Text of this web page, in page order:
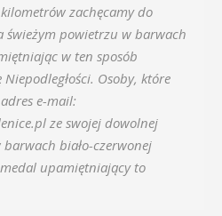
zachęcamy do
świeżym powietrzu w barwach
w ten sposób
Osoby, które
e-mail:
ze swojej dowolnej
biało-czerwonej
upamiętniający to